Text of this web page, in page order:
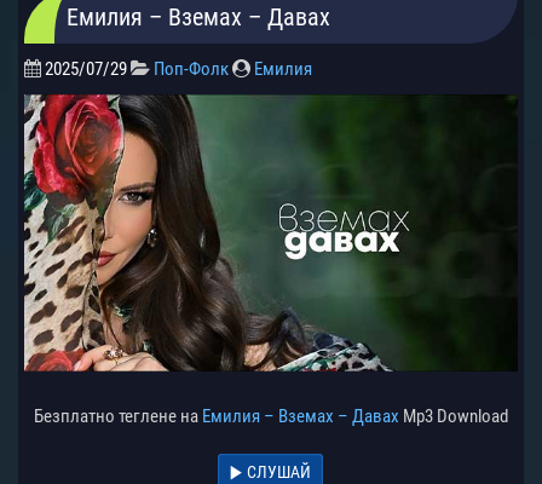
Емилия – Вземах – Давах
2025/07/29 Поп-Фолк Емилия
Безплатно теглене на Емилия – Вземах – Давах Mp3 Download
СЛУШАЙ